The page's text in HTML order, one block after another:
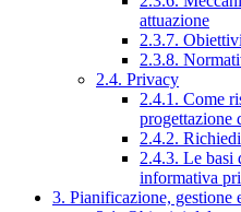
attuazione
2.3.7.
2.3.8.
2.4. Privacy
2.4.1. Come
progettazione
2.4.2.
2.4.3. Le basi
informativa
3. Pianificazione, gestione